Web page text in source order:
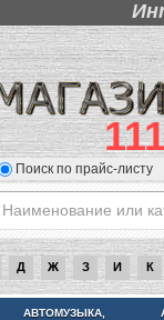
Поиск по прайс-листу
Д Ж З И К
АВТОМУЗЫКА,